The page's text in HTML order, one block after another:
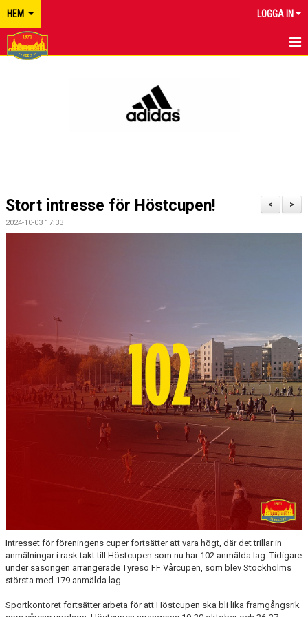
HEM LOGGA IN
>
<
Stort intresse för Höstcupen!
2024-10-03 17:33
Intresset för föreningens cuper fortsätter att vara högt, där det trillar in
anmälningar i rask takt till Höstcupen som nu har 102 anmälda lag. Tidigare
under säsongen arrangerade Tyresö FF Vårcupen, som blev Stockholms
största med 179 anmälda lag.
Sportkontoret fortsätter arbeta för att Höstcupen ska bli lika framgångsrik